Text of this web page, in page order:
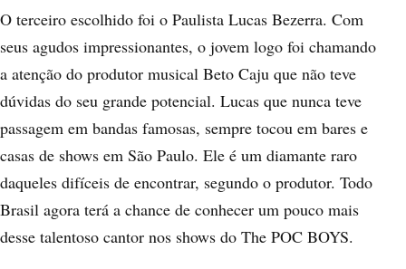
O terceiro escolhido foi o Paulista Lucas Bezerra. Com
seus agudos impressionantes, o jovem logo foi chamando
a atenção do produtor musical Beto Caju que não teve
dúvidas do seu grande potencial. Lucas que nunca teve
passagem em bandas famosas, sempre tocou em bares e
casas de shows em São Paulo. Ele é um diamante raro
daqueles difíceis de encontrar, segundo o produtor. Todo
Brasil agora terá a chance de conhecer um pouco mais
desse talentoso cantor nos shows do The POC BOYS.